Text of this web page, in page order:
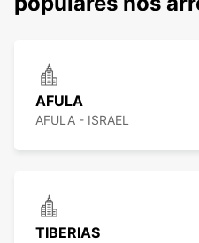
AFULA
AFULA - ISRAEL
TIBERIAS